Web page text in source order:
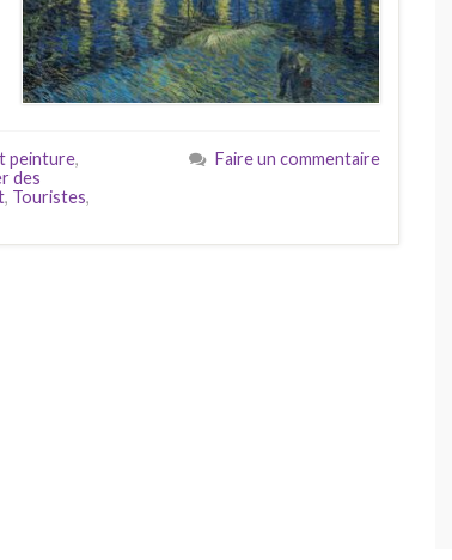
peinture,
des
, Touristes,
Faire un commentaire